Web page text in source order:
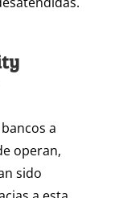
a
operan,
sido